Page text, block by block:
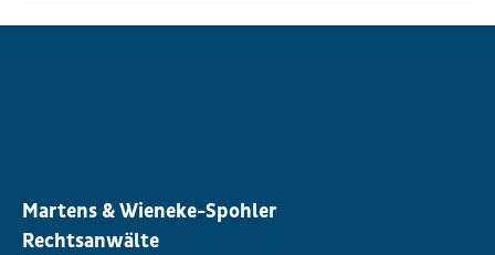
Martens & Wieneke-Spohler
Rechtsanwälte